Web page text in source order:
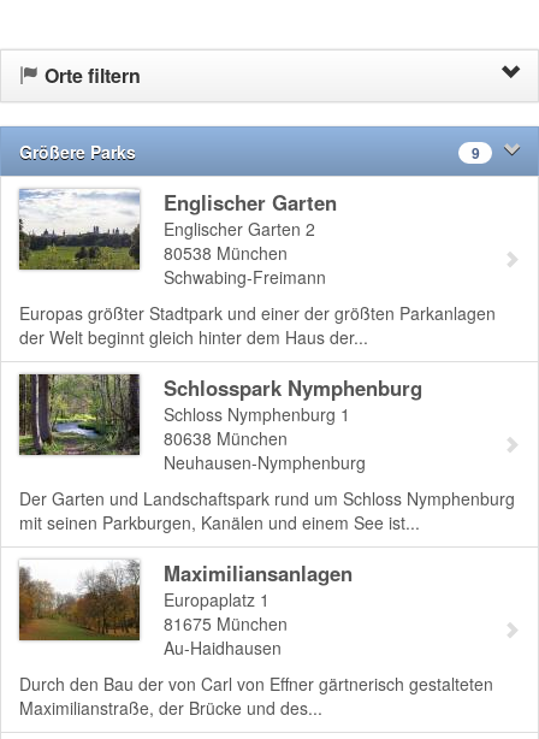
Orte filtern
Größere Parks 9
Englischer Garten
Englischer Garten 2
80538 München
Schwabing-Freimann
Europas größter Stadtpark und einer der größten Parkanlagen
der Welt beginnt gleich hinter dem Haus der...
Schlosspark Nymphenburg
Schloss Nymphenburg 1
80638 München
Neuhausen-Nymphenburg
Der Garten und Landschaftspark rund um Schloss Nymphenburg
mit seinen Parkburgen, Kanälen und einem See ist...
Maximiliansanlagen
Europaplatz 1
81675 München
Au-Haidhausen
Durch den Bau der von Carl von Effner gärtnerisch gestalteten
Maximilianstraße, der Brücke und des...